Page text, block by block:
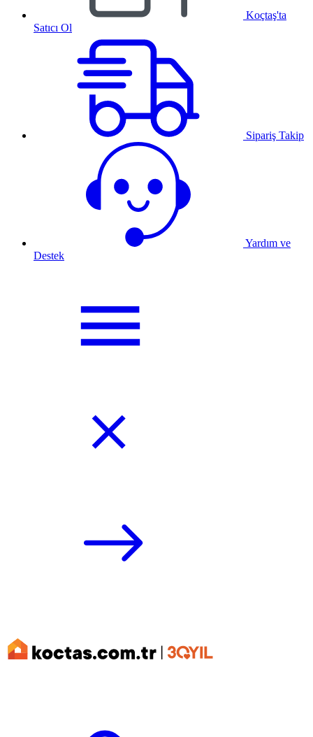
Koçtaş'ta
Satıcı Ol
Sipariş Takip
Yardım ve
Destek